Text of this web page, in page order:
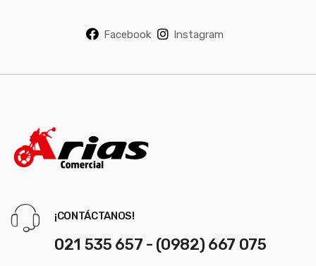
Facebook Instagram
¡CONTÁCTANOS!
021 535 657 - (0982) 667 075